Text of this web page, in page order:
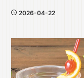
2026-04-22